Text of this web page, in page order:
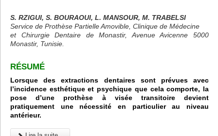
S. RZIGUI, S. BOURAOUI, L. MANSOUR, M. TRABELSI
Service de Prothèse Partielle Amovible, Clinique de Médecine
et Chirurgie Dentaire de Monastir, Avenue Avicenne 5000
Monastir, Tunisie.
RÉSUMÉ
Lorsque des extractions dentaires sont prévues avec
l’incidence esthétique et psychique que cela comporte, la
pose d’une prothèse à visée transitoire devient
pratiquement une nécessité en particulier au niveau
antérieur.